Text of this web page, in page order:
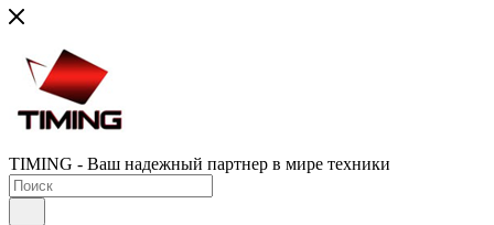
TIMING - Ваш надежный партнер в мире техники